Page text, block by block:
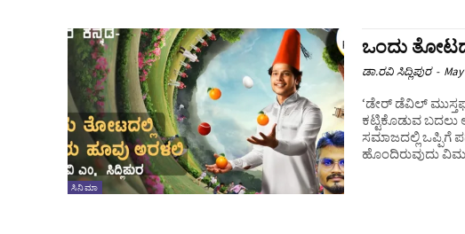
ಸಿನಿಮಾ
ಒಂದು
ಡಾ.ರವಿ ಸಿದ್ಲಿಪುರ -
‘ಡೇರ್ ಡೆವಿಲ್
ಕಟ್ಟಿಕೊಡುವ ಬದಲು
ಸಮಾಜದಲ್ಲಿ ಒಪ್ಪಿಗೆ
ಹೊಂದಿರುವುದು